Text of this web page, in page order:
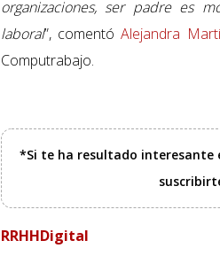
organizaciones, ser padre es
laboral”, comentóAlejandra
Computrabajo.
*Si te ha resultado interesante
RRHHDigital